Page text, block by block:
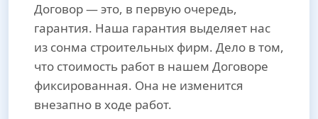
Договор — это, в первую очередь,
гарантия. Наша гарантия выделяет нас
из сонма строительных фирм. Дело в том,
что стоимость работ в нашем Договоре
фиксированная. Она не изменится
внезапно в ходе работ.